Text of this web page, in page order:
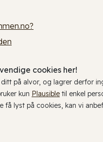
cookies her!
på alvor, og lagrer derfor
kun Plausible til enkel
få lyst på cookies, kan vi